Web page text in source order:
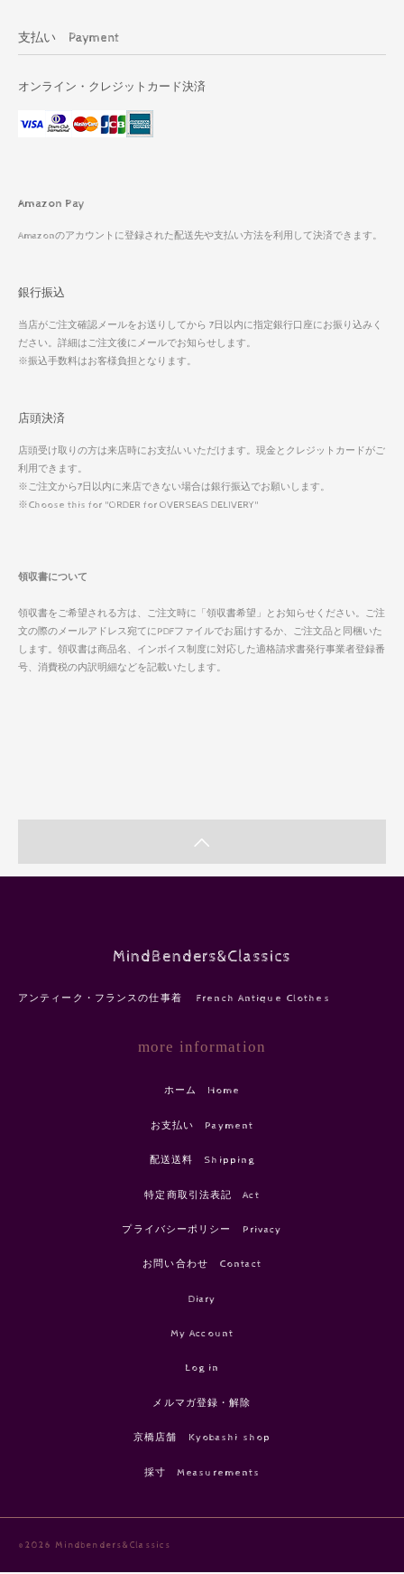
支払い Payment
オンライン・クレジットカード決済
Amazon Pay
Amazonのアカウントに登録された配送先や支払い方法を利用して決済できます。
銀行振込
当店がご注文確認メールをお送りしてから 7日以内に指定銀行口座にお振り込みく
ださい。詳細はご注文後にメールでお知らせします。
※振込手数料はお客様負担となります。
店頭決済
店頭受け取りの方は来店時にお支払いいただけます。現金とクレジットカードがご
利用できます。
※ご注文から7日以内に来店できない場合は銀行振込でお願いします。
※Choose this for "ORDER for OVERSEAS DELIVERY"
領収書について
領収書をご希望される方は、ご注文時に「領収書希望」とお知らせください。ご注
文の際のメールアドレス宛てにPDFファイルでお届けするか、ご注文品と同梱いた
します。領収書は商品名、インボイス制度に対応した適格請求書発行事業者登録番
号、消費税の内訳明細などを記載いたします。
MindBenders&Classics
アンティーク・フランスの仕事着 French Antique Clothes
more information
ホーム Home
お支払い Payment
配送送料 Shipping
特定商取引法表記 Act
プライバシーポリシー Privacy
お問い合わせ Contact
Diary
My Account
Log in
メルマガ登録・解除
京橋店舗 Kyobashi shop
採寸 Measurements
©2026 Mindbenders&Classics